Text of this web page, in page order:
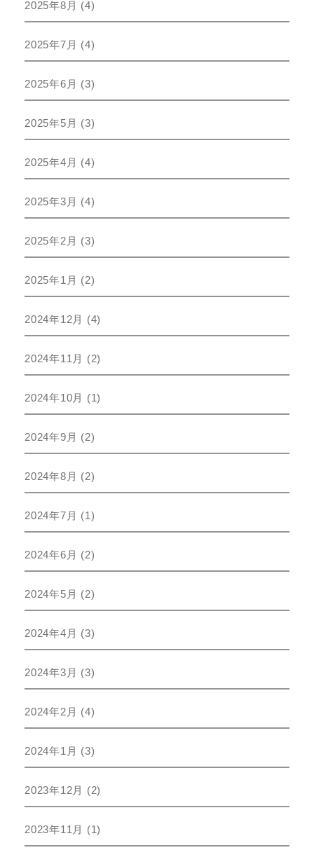
2025年8月 (4)
2025年7月 (4)
2025年6月 (3)
2025年5月 (3)
2025年4月 (4)
2025年3月 (4)
2025年2月 (3)
2025年1月 (2)
2024年12月 (4)
2024年11月 (2)
2024年10月 (1)
2024年9月 (2)
2024年8月 (2)
2024年7月 (1)
2024年6月 (2)
2024年5月 (2)
2024年4月 (3)
2024年3月 (3)
2024年2月 (4)
2024年1月 (3)
2023年12月 (2)
2023年11月 (1)